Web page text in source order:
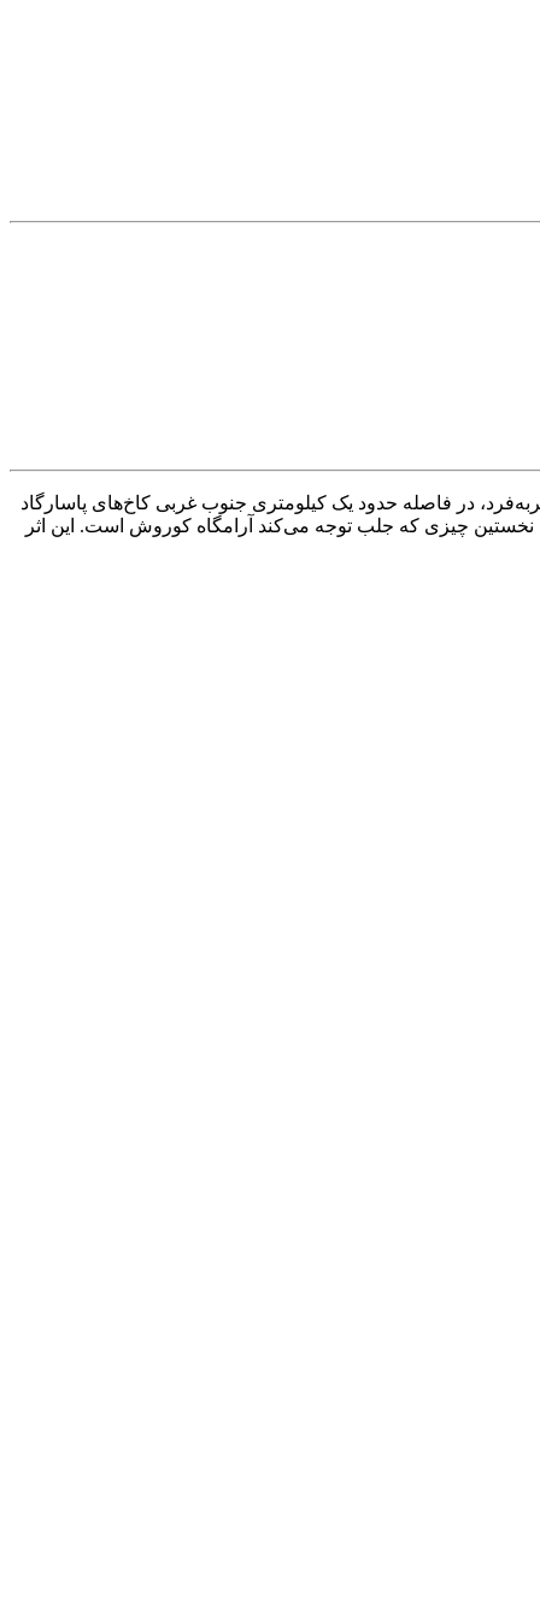
در فاصله حدود یک کیلومتری جنوب غربی کاخ‌های پاسارگاد
نخستین چیزی که جلب توجه می‌کند آرامگاه کوروش است. این اثر